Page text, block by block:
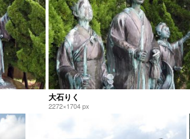
大石りく
2272×1704 px